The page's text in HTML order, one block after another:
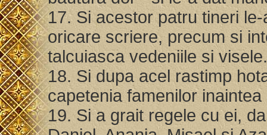
17. Si acestor patru tineri
oricare scriere, precum si
talcuiasca vedeniile si
18. Si dupa acel rastimp
capetenia famenilor
19. Si a grait regele cu ei,